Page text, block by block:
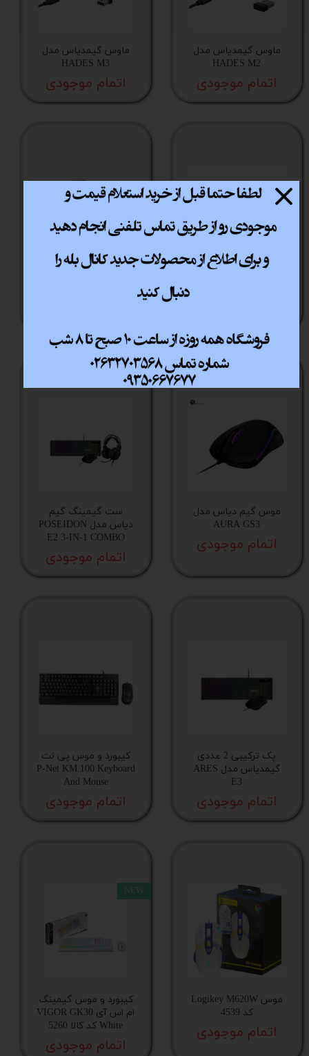
ماوس گیمدیاس مدل
HADES M2
اتمام موجودی
ماوس گیمدیاس مدل
HADES M3
اتمام موجودی
موس گیم دیاس مدل
AURA GS3
اتمام موجودی
ست گیمینگ گیم
دیاس مدل POSEIDON
E2 3-IN-1 COMBO
اتمام موجودی
پک ترکیبی 2 عددی
گیمدیاس مدل ARES
E3
اتمام موجودی
کیبورد و موس پی نت
P-Net KM.100 Keyboard
And Mouse
اتمام موجودی
موس Logikey M620W
کد 4539
اتمام موجودی
کیبورد و موس گیمینگ
ام اس آی VIGOR GK30
White کد کالا 5260
اتمام موجودی
NEW